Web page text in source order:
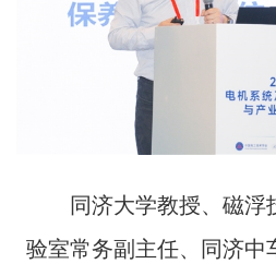
同济大学教授、磁浮
验室常务副主任、同济中